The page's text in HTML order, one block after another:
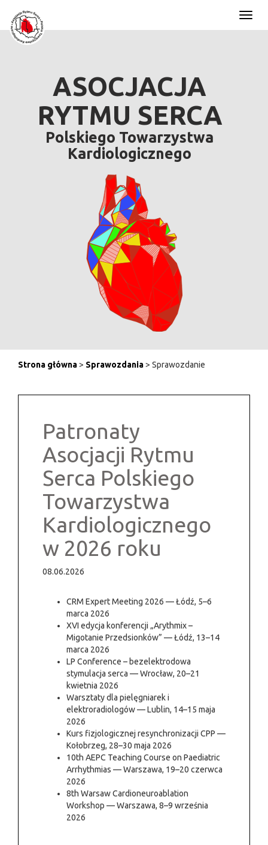
ASOCJACJA
RYTMU SERCA
Polskiego Towarzystwa
Kardiologicznego
Strona główna> Sprawozdania> Sprawozdanie
Patronaty
Asocjacji Rytmu
Serca Polskiego
Towarzystwa
Kardiologicznego
w 2026 roku
08.06.2026
CRM Expert Meeting 2026 — Łódź, 5–6
marca 2026
XVI edycja konferencji „Arythmix –
Migotanie Przedsionków” — Łódź, 13–14
marca 2026
LP Conference – bezelektrodowa
stymulacja serca — Wrocław, 20–21
kwietnia 2026
Warsztaty dla pielęgniarek i
elektroradiologów — Lublin, 14–15 maja
2026
Kurs fizjologicznej resynchronizacji CPP —
Kołobrzeg, 28–30 maja 2026
10th AEPC Teaching Course on Paediatric
Arrhythmias — Warszawa, 19–20 czerwca
2026
8th Warsaw Cardioneuroablation
Workshop — Warszawa, 8–9 września
2026